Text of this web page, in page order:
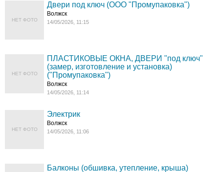
НЕТ ФОТО
Двери под ключ (ООО "Промупаковка")
Волжск
14/05/2026, 11:15
НЕТ ФОТО
ПЛАСТИКОВЫЕ ОКНА, ДВЕРИ "под ключ"
(замер, изготовление и установка)
("Промупаковка")
Волжск
14/05/2026, 11:14
НЕТ ФОТО
Электрик
Волжск
14/05/2026, 11:06
Балконы (обшивка, утепление, крыша)